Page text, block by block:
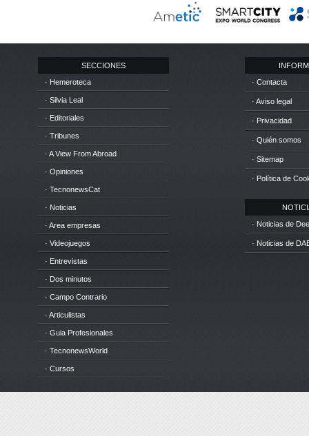
SECCIONES
· Hemeroteca
· Silvia Leal
· Editoriales
· Tribunes
· A View From Abroad
· Opiniones
· TecnonewsCat
· Noticias
· Area empresas
· Videojuegos
· Entrevistas
· Dos minutos
· Campo Contrario
· Articulistas
· Guia Profesionales
· TecnonewsWorld
· Cursos
· Contacta
· Aviso legal
· Privacidad
· Quién somos
· Sitemap
· Política de
· Noticias de
· Noticias de